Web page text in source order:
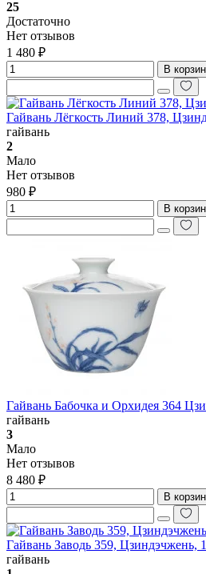
25
Достаточно
Нет отзывов
1 480 ₽
В
Гайвань Лёгкость Линий 378,
гайвань
2
Мало
Нет отзывов
980 ₽
В
Гайвань Бабочка и Орхидея 364
гайвань
3
Мало
Нет отзывов
8 480 ₽
В
Гайвань Заводь 359, Цзиндэчжень,
гайвань